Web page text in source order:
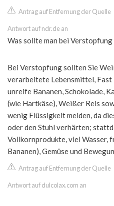
Antrag auf Entfernung der Quelle
Antwort auf ndr.de an
Was sollte man bei Verstopfung
Bei Verstopfung sollten Sie
verarbeitete Lebensmittel, Fast
unreife Bananen, Schokolade,
(wie Hartkäse), Weißer Reis
wenig Flüssigkeit meiden, da
oder den Stuhl verhärten;
Vollkornprodukte, viel Wasser,
Bananen), Gemüse und
Antrag auf Entfernung der Quelle
Antwort auf dulcolax.com an